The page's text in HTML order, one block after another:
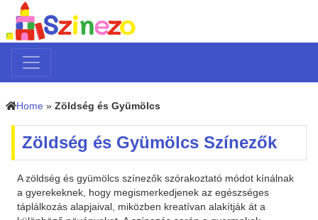
Home » Zöldség és Gyümölcs
Zöldség és Gyümölcs Színezők
A zöldség és gyümölcs színezők szórakoztató módot kínálnak
a gyerekeknek, hogy megismerkedjenek az egészséges
táplálkozás alapjaival, miközben kreatívan alakítják át a